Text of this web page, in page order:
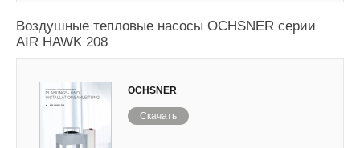
Воздушные тепловые насосы OCHSNER серии
AIR HAWK 208
OCHSNER
Скачать